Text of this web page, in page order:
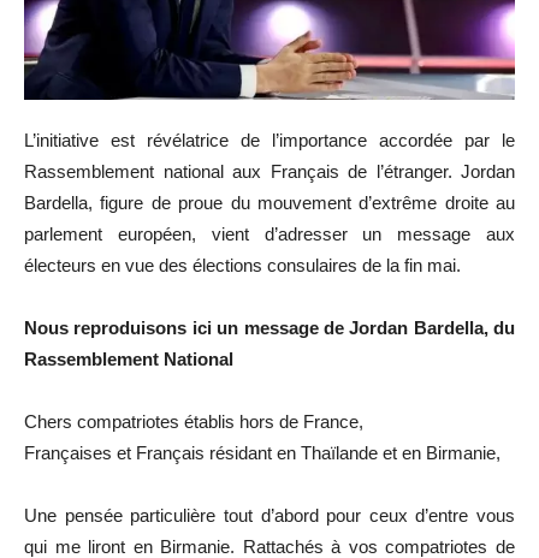
L’initiative est révélatrice de l’importance accordée par le
Rassemblement national aux Français de l’étranger. Jordan
Bardella, figure de proue du mouvement d’extrême droite au
parlement européen, vient d’adresser un message aux
électeurs en vue des élections consulaires de la fin mai.
Nous reproduisons ici un message de Jordan Bardella, du
Rassemblement National
Chers compatriotes établis hors de France,
Françaises et Français résidant en Thaïlande et en Birmanie,
Une pensée particulière tout d’abord pour ceux d’entre vous
qui me liront en Birmanie. Rattachés à vos compatriotes de